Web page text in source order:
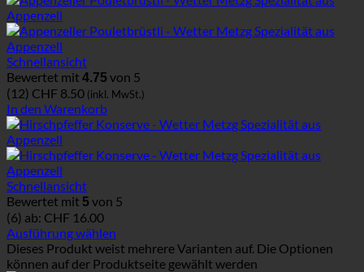
Schnellansicht
Bewertet mit 4.75 von 5
(12) CHF 8.50 (inkl. MwSt.)
In den Warenkorb
Schnellansicht
Bewertet mit 5 von 5
(6) ab: CHF 16.00
Ausführung wählen
Dieses Produkt weist mehrere Varianten auf. Die Optionen
können auf der Produktseite gewählt werden